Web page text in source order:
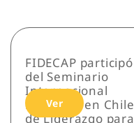
FIDECAP participó
del Seminario
Internacional
realizado en Chile
de Liderazgo para
Ver